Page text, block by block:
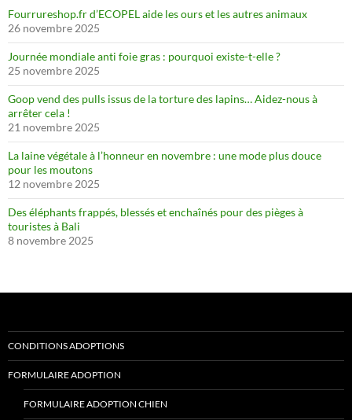
Fourrureshop.fr d’ECOPEL aide les ours et les autres animaux
26 novembre 2025
Journée mondiale anti foie gras : pourquoi existe-t-elle ?
25 novembre 2025
Goop vend des pulls issus de la torture des lapins… Aidez-nous à
arrêter cela !
21 novembre 2025
La laine végétale à l’honneur en novembre : une mode plus douce
pour les moutons
12 novembre 2025
Des éléphants frappés, blessés et enchaînés pour des pièges à
touristes à Bali
8 novembre 2025
CONDITIONS ADOPTIONS
FORMULAIRE ADOPTION
FORMULAIRE ADOPTION CHIEN